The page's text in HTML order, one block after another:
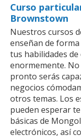
Curso
Brownstown
Nuestros cursos
enseñan de
tus habilidades
enormemente.
pronto serás
negocios
otros temas. Los
pueden esperar
básicas de
electrónicos, así